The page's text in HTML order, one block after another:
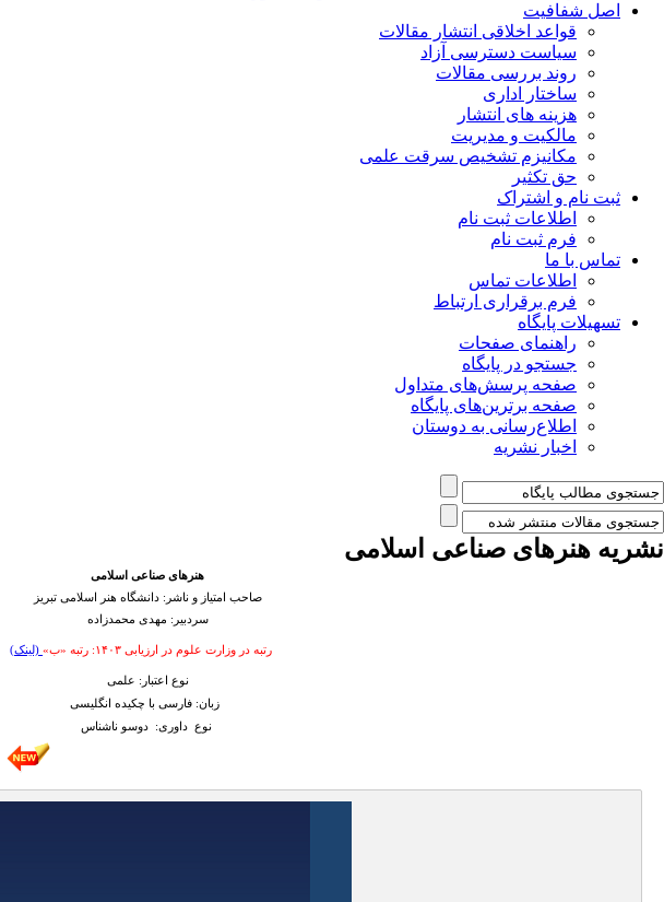
اصل شفافیت
قواعد اخلاقی انتشار مقالات
سیاست دسترسی آزاد
روند بررسی مقالات
ساختار اداری
هزینه های انتشار
مالکیت و مدیریت
ﻣﮑﺎﻧﯿﺰم ﺗﺸﺨﯿﺺ ﺳﺮﻗﺖ ﻋﻠﻤﯽ
حق تکثیر
ثبت نام و اشتراک
اطلاعات ثبت نام
فرم ثبت نام
تماس با ما
اطلاعات تماس
فرم برقراری ارتباط
تسهیلات پایگاه
راهنمای صفحات
جستجو در پایگاه
صفحه پرسش‌های متداول
صفحه برترین‌های پایگاه
اطلاع‌رسانی به دوستان
اخبار نشریه
نشریه هنرهای صناعی اسلامی
هنرهای صناعی اسلامی
صاحب امتیاز و ناشر: دانشگاه هنر اسلامی تبریز
سردبیر: مهدی محمدزاده
رتبه در وزارت علوم در ارزیابی ۱۴۰۳: رتبه «ب» (لینک)
نوع اعتبار: علمی
زبان: فارسی با چکیده انگلیسی
نوع داوری: دوسو ناشناس